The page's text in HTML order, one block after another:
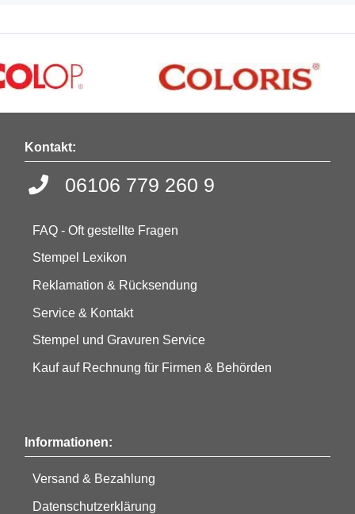
Kontakt:
06106 779 260 9
FAQ - Oft gestellte Fragen
Stempel Lexikon
Reklamation & Rücksendung
Service & Kontakt
Stempel und Gravuren Service
Kauf auf Rechnung für Firmen & Behörden
Informationen:
Versand & Bezahlung
Datenschutzerklärung